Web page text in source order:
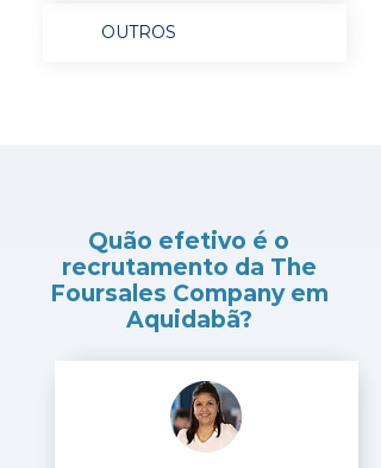
OUTROS
Quão efetivo é o
recrutamento da The
Foursales Company em
Aquidabã?